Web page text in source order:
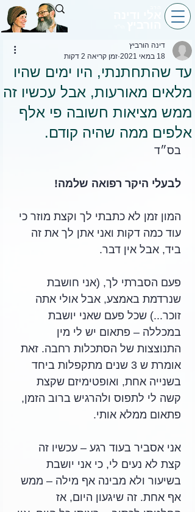
עד שהתחתנתי, היו ימים שהיו
מלאים מאורעות, אבל עכשיו זה
ממש מציאות חשובה פי אלף
אלפים ממה שהיה קודם.
דינה הורביץ
18 במאי 2021
זמן קריאה 2 דקות
בס״ד
לבעלי היקר רפואה שלמה!
המון זמן לא כתבתי לך וקצת מוזר כי
עוד כמה דקות ואני אתן לך את זה
ביד, אבל אין דבר.
פעם הסברתי לך, (אני חושבת
שנרדמת באמצע, אבל אולי אתה
זוכר...) שכל פעם שאני יושבת
במכללה – פתאום יש לי מין
התנוצצות של הסתכלות רחבה. זאת
אומרת ש 3 שנים מתקפלות ביחד
בשנייה אחת, ואופטימיזם שקצת
קשה לי לתפוס ולהרגיש ברוב הזמן,
פתאום ממלא אותי.
אני אסביר בעוד רגע – עכשיו זה
קצת לא נעים לי, כי אני יושבת
בשיעור ולא מבינה אף מילה – ממש
אף אחת. זה שיגעון היום, אז